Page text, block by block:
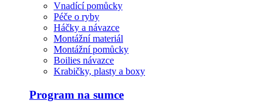
Vnadící pomůcky
Péče o ryby
Háčky a návazce
Montážní materiál
Montážní pomůcky
Boilies návazce
Krabičky, plasty a boxy
Program na sumce